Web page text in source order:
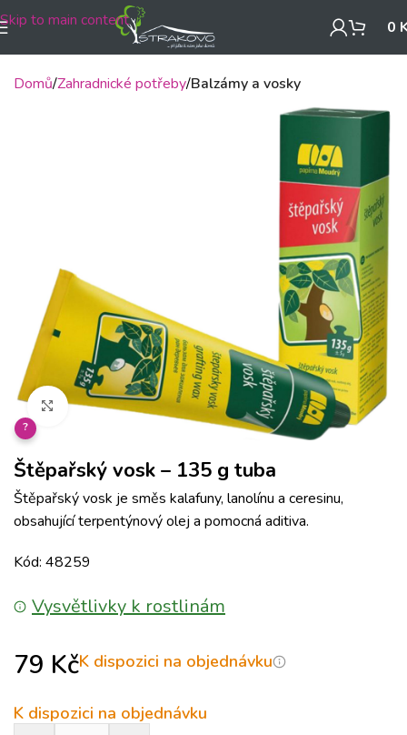
Skip to main content 0
Domů Zahradnické potřeby Balzámy a vosky
Klikněte pro zvětšení
?
Štěpařský vosk – 135 g tuba
Štěpařský vosk je směs kalafuny, lanolínu a ceresinu,
obsahující terpentýnový olej a pomocná aditiva.
Kód: 48259
Vysvětlivky k rostlinám
79 KčK dispozici na objednávku
K dispozici na objednávku